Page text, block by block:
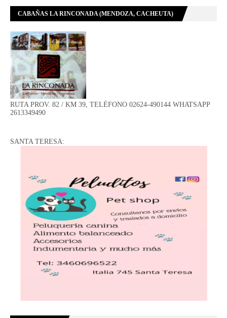
CABAÑAS LA RINCONADA (MENDOZA, CACHEUTA)
RUTA PROV. 82 / KM 39, TELÉFONO 02624-490144 WHATSAPP
2613349490
SANTA TERESA: